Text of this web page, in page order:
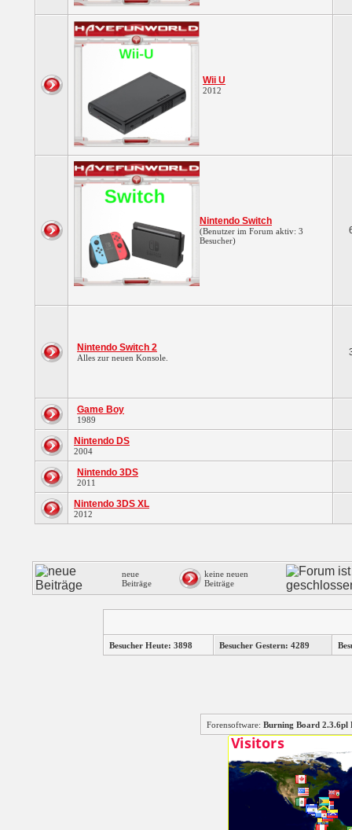
Wii U
2012
Nintendo Switch
(Benutzer im Forum aktiv: 3
Besucher)
Nintendo Switch 2
Alles zur neuen Konsole.
Game Boy
1989
Nintendo DS
2004
Nintendo 3DS
2011
Nintendo 3DS XL
2012
neue
Beiträge
keine neuen
Beiträge
Besucher Heute: 3898 Besucher Gestern: 4289
Forensoftware: Burning Board